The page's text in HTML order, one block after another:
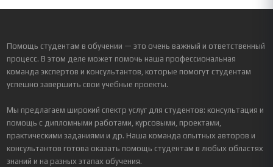
Помощь студентам в обучении — это очень важный и ответственный
процесс. В этом деле может помочь наша профессиональная
команда экспертов и консультантов, которые помогут студентам
успешно завершить свои учебные проекты.
Мы предлагаем широкий спектр услуг для студентов: консультация и
помощь с дипломными работами, курсовыми, проектами,
практическими заданиями и др. Наша команда опытных авторов и
консультантов готова оказать помощь студентам в любых областях
знаний и на разных этапах обучения.